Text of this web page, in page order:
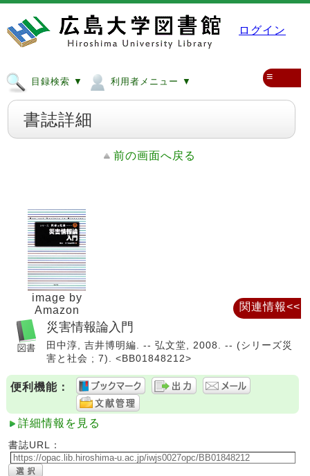
ログイン
目録検索 ▼ 利用者メニュー ▼ ≡
書誌詳細
前の画面へ戻る
image by
Amazon
災害情報論入門
田中淳, 吉井博明編. -- 弘文堂, 2008. -- (シリーズ災
害と社会 ; 7). <BB01848212>
便利機能：
詳細情報を見る
書誌URL：
関連情報<<